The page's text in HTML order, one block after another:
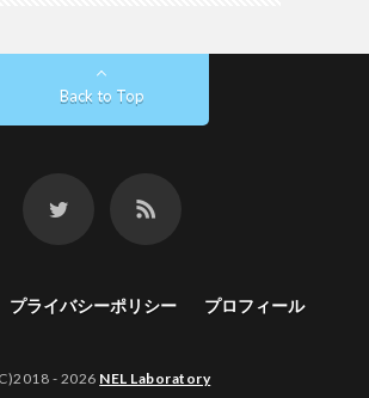
Back to Top
プライバシーポリシー プロフィール
- 2026 NEL Laboratory